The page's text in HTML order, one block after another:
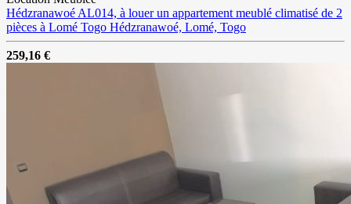
Hédzranawoé AL014, à louer un appartement meublé climatisé de 2
pièces à Lomé Togo Hédzranawoé, Lomé, Togo
259,16 €